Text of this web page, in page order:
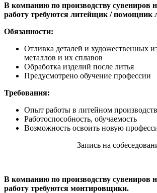
В компанию по производству сувениров
работу требуются литейщик / помощник
Обязанности:
Отливка деталей и художественных
металлов и их сплавов
Обработка изделий после литья
Предусмотрено обучение профессии
Требования:
Опыт работы в литейном
Работоспособность, обучаемость
Возможность освоить новую
Запись на
В компанию по производству сувениров
работу требуются монтировщики.